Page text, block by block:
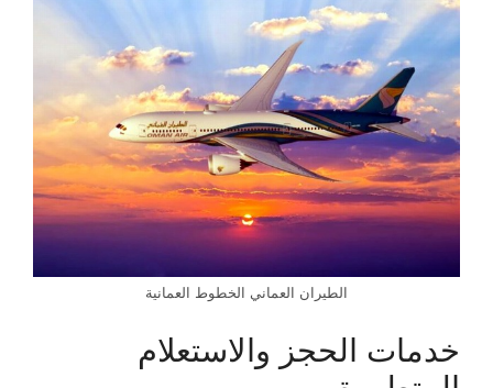
الطيران العماني الخطوط العمانية
خدمات الحجز والاستعلام